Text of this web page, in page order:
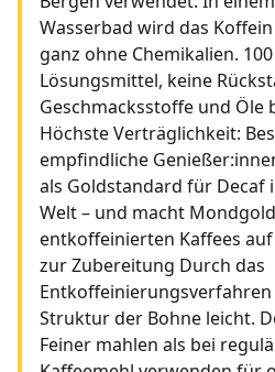
Wasserbad wird das
ganz ohne Chemikalien.
Lösungsmittel, keine
Geschmacksstoffe und Öle
Höchste Verträglichkeit:
empfindliche
als Goldstandard für Decaf
Welt – und macht
entkoffeinierten Kaffees
zur Zubereitung Durch das
Struktur der Bohne leicht.
Feiner mahlen als bei